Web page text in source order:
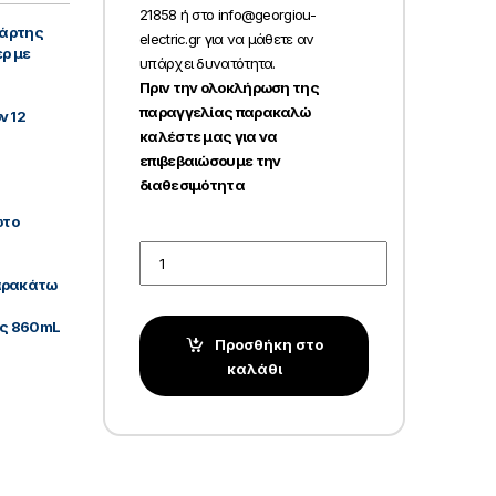
με
12
860mL
21858 ή στο info@georgiou-
electric.gr για να μάθετε αν
υπάρχει δυνατότητα.
Πριν την ολοκλήρωση της
παραγγελίας παρακαλώ
καλέστε μας για να
επιβεβαιώσουμε την
διαθεσιμότητα
Προσθήκη στο
καλάθι